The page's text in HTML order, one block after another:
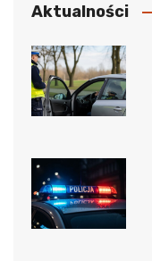
Aktualności